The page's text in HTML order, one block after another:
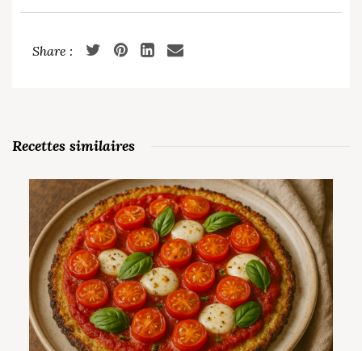
Recettes similaires